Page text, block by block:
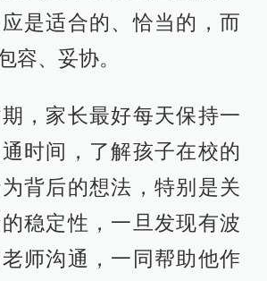
是适合的、恰当的，而
容、妥协。
，家长最好每天保持一
时间，了解孩子在校的
背后的想法，特别是关
稳定性，一旦发现有波
师沟通，一同帮助他作